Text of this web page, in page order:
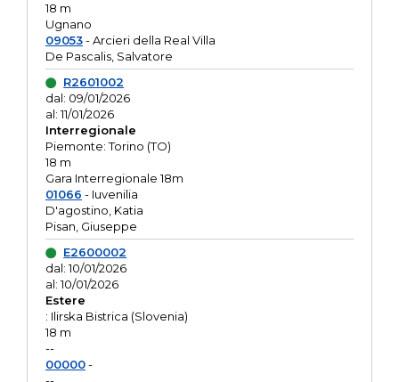
18 m
Ugnano
09053- Arcieri della Real Villa
De Pascalis, Salvatore
R2601002
dal: 09/01/2026
al: 11/01/2026
Interregionale
Piemonte: Torino (TO)
18 m
Gara Interregionale 18m
01066 - Iuvenilia
D'agostino, Katia
Pisan, Giuseppe
E2600002
dal: 10/01/2026
al: 10/01/2026
Estere
: Ilirska Bistrica (Slovenia)
18 m
--
00000-